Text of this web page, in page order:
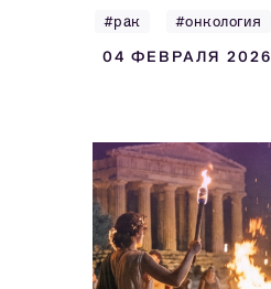
#рак #онкология
04 ФЕВРАЛЯ 2026